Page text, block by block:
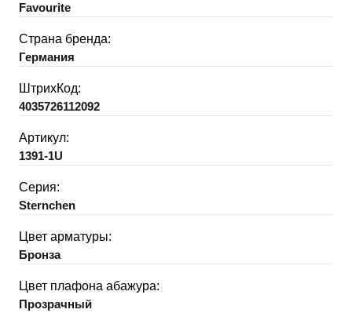
Favourite
Страна бренда:
Германия
ШтрихКод:
4035726112092
Артикул:
1391-1U
Серия:
Sternchen
Цвет арматуры:
Бронза
Цвет плафона абажура:
Прозрачный